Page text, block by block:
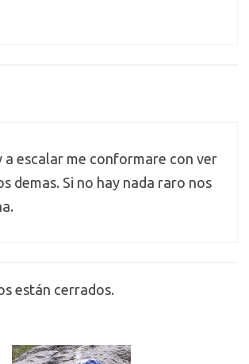
a escalar me conformare con ver
demas. Si no hay nada raro nos
están cerrados.